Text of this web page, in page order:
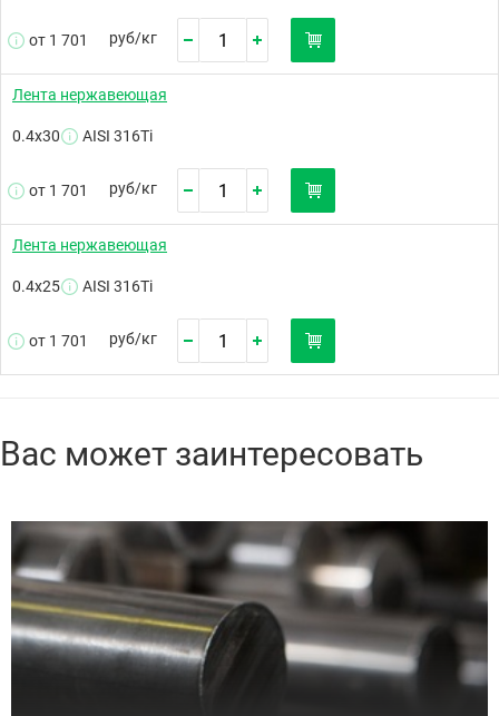
от 1 701 руб/кг
Лента нержавеющая
0.4х30 AISI 316Ti
от 1 701 руб/кг
Лента нержавеющая
0.4х25 AISI 316Ti
от 1 701 руб/кг
Вас может заинтересовать